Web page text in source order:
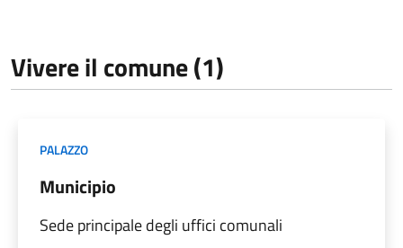
Vivere il comune (1)
PALAZZO
Municipio
Sede principale degli uffici comunali